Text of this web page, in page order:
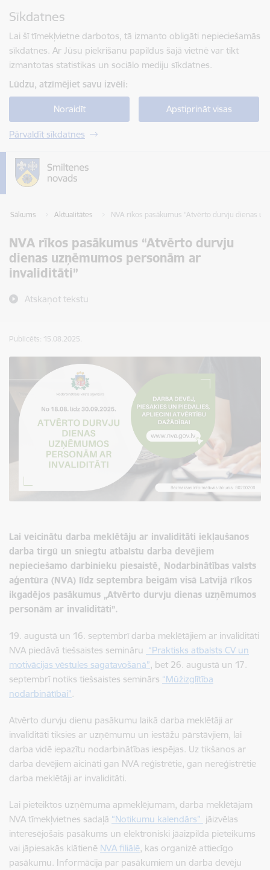
Sīkdatnes
Lai šī tīmekļvietne darbotos, tā izmanto obligāti nepieciešamās
sīkdatnes. Ar Jūsu piekrišanu papildus šajā vietnē var tikt
izmantotas statistikas un sociālo mediju sīkdatnes.
Lūdzu, atzīmējiet savu izvēli:
Noraidīt Apstiprināt visas
Pārvaldīt sīkdatnes
Sākums Aktualitātes NVA rīkos pasākumus “Atvērto durvju dienas
NVA rīkos pasākumus “Atvērto durvju
dienas uzņēmumos personām ar
invaliditāti”
Atskaņot tekstu
Publicēts: 15.08.2025.
Lai veicinātu darba meklētāju ar invaliditāti iekļaušanos
darba tirgū un sniegtu atbalstu darba devējiem
nepieciešamo darbinieku piesaistē, Nodarbinātības valsts
aģentūra (NVA) līdz septembra beigām visā Latvijā rīkos
ikgadējos pasākumus „Atvērto durvju dienas uzņēmumos
personām ar invaliditāti”.
19. augustā un 16. septembrī darba meklētājiem ar invaliditāti
NVA piedāvā tiešsaistes semināru “Praktisks atbalsts CV un
motivācijas vēstules sagatavošanā”, bet 26. augustā un 17.
septembrī notiks tiešsaistes seminārs “Mūžizglītība
nodarbinātībai”.
Atvērto durvju dienu pasākumu laikā darba meklētāji ar
invaliditāti tiksies ar uzņēmumu un iestāžu pārstāvjiem, lai
darba vidē iepazītu nodarbinātības iespējas. Uz tikšanos ar
darba devējiem aicināti gan NVA reģistrētie, gan nereģistrētie
darba meklētāji ar invaliditāti.
Lai pieteiktos uzņēmuma apmeklējumam, darba meklētājam
NVA tīmekļvietnes sadaļā “Notikumu kalendārs” jāizvēlas
interesējošais pasākums un elektroniski jāaizpilda pieteikums
vai jāpiesakās klātienē NVA filiālē, kas organizē attiecīgo
pasākumu. Informācija par pasākumiem un darba devēju